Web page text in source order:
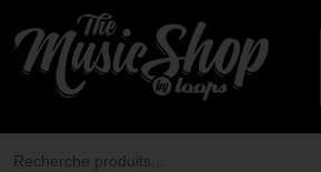
au
contenu